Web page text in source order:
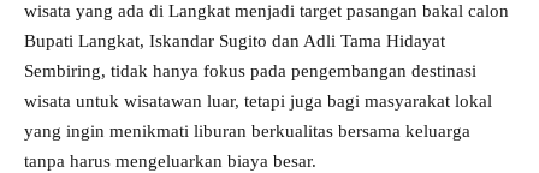
wisata yang ada di Langkat menjadi target pasangan bakal calon
Bupati Langkat, Iskandar Sugito dan Adli Tama Hidayat
Sembiring, tidak hanya fokus pada pengembangan destinasi
wisata untuk wisatawan luar, tetapi juga bagi masyarakat lokal
yang ingin menikmati liburan berkualitas bersama keluarga
tanpa harus mengeluarkan biaya besar.